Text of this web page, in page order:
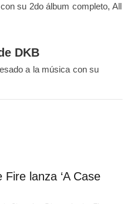
su 2do álbum completo, All
DKB
a la música con su
lanza ‘A Case